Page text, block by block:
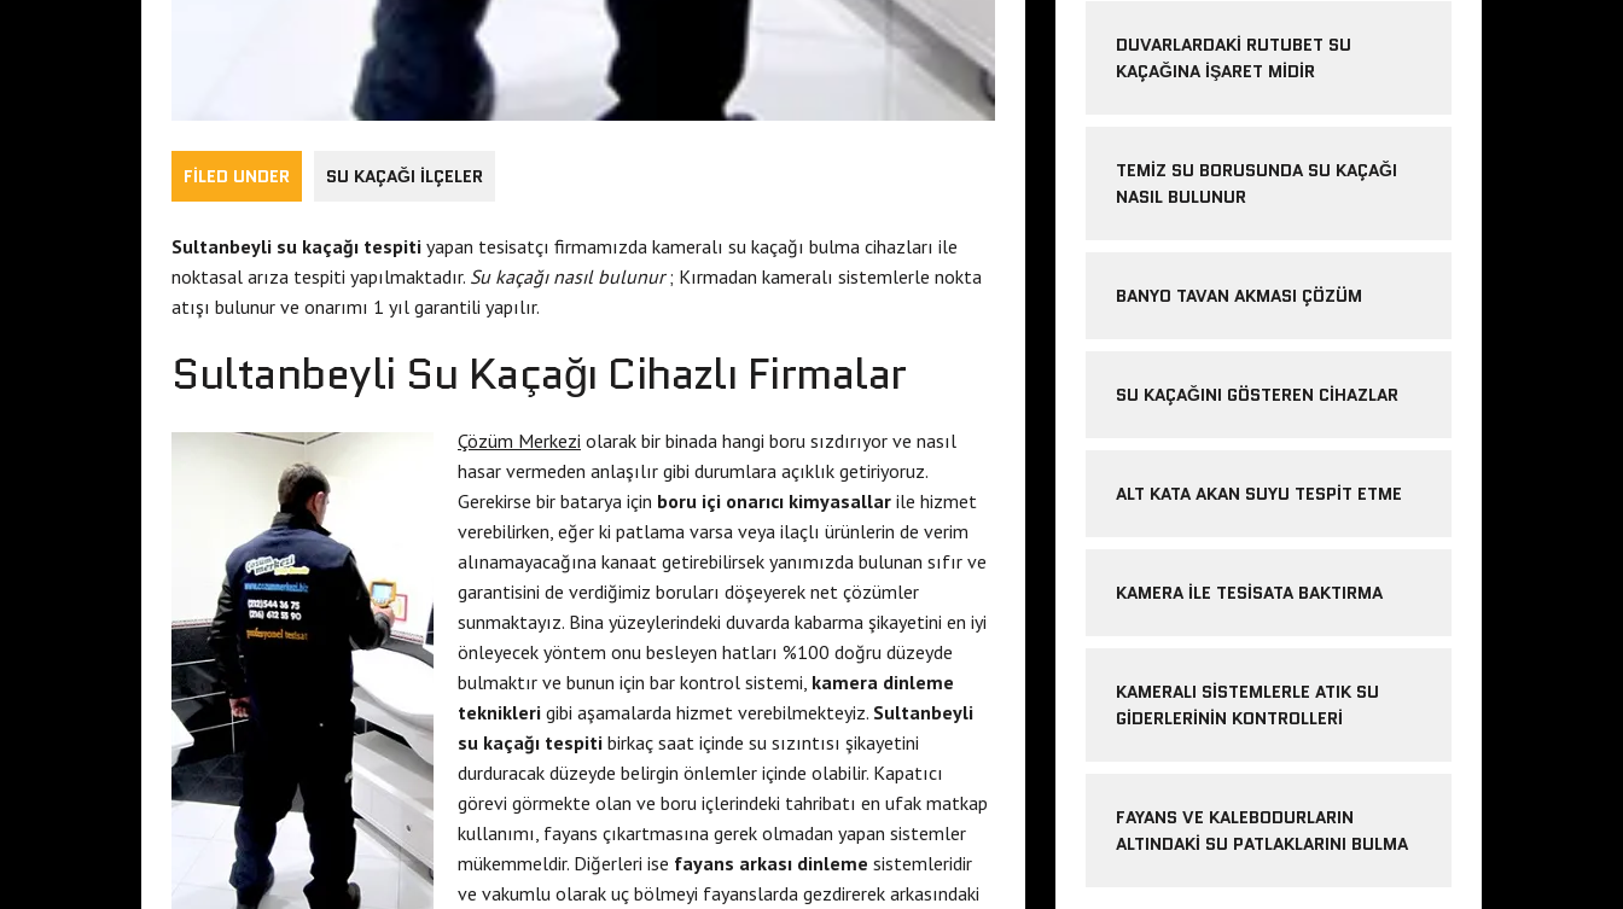
FILED UNDER SU KAÇAĞI İLÇELER
Sultanbeyli su kaçağı tespiti yapan tesisatçı firmamızda kameralı su kaçağı bulma cihazları ile
noktasal arıza tespiti yapılmaktadır. Su kaçağı nasıl bulunur; Kırmadan kameralı sistemlerle nokta
atışı bulunur ve onarımı 1 yıl garantili yapılır.
Sultanbeyli Su Kaçağı Cihazlı Firmalar
Çözüm Merkezi olarak bir binada hangi boru sızdırıyor ve nasıl
hasar vermeden anlaşılır gibi durumlara açıklık getiriyoruz.
Gerekirse bir batarya için boru içi onarıcı kimyasallar ile hizmet
verebilirken, eğer ki patlama varsa veya ilaçlı ürünlerin de verim
alınamayacağına kanaat getirebilirsek yanımızda bulunan sıfır ve
garantisini de verdiğimiz boruları döşeyerek net çözümler
sunmaktayız. Bina yüzeylerindeki duvarda kabarma şikayetini en iyi
önleyecek yöntem onu besleyen hatları %100 doğru düzeyde
bulmaktır ve bunun için bar kontrol sistemi, kamera dinleme
teknikleri gibi aşamalarda hizmet verebilmekteyiz. Sultanbeyli
su kaçağı tespiti birkaç saat içinde su sızıntısı şikayetini
durduracak düzeyde belirgin önlemler içinde olabilir. Kapatıcı
görevi görmekte olan ve boru içlerindeki tahribatı en ufak matkap
kullanımı, fayans çıkartmasına gerek olmadan yapan sistemler
mükemmeldir. Diğerleri ise fayans arkası dinleme sistemleridir
ve vakumlu olarak uç bölmeyi fayanslarda gezdirerek arkasındaki
DUVARLARDAKI RUTUBET SU
KAÇAĞINA İŞARET MIDIR
TEMIZ SU BORUSUNDA SU KAÇAĞI
NASIL BULUNUR
BANYO TAVAN AKMASI ÇÖZÜM
SU KAÇAĞINI GÖSTEREN CIHAZLAR
ALT KATA AKAN SUYU TESPIT ETME
KAMERA ILE TESISATA BAKTIRMA
KAMERALI SISTEMLERLE ATIK SU
GIDERLERININ KONTROLLERI
FAYANS VE KALEBODURLARIN
ALTINDAKI SU PATLAKLARINI BULMA